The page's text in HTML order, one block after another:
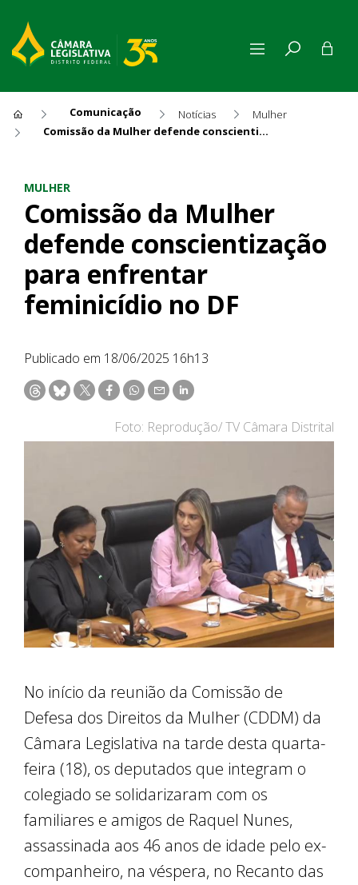
Comunicação Notícias
Mulher
Comissão da Mulher defende conscientização para enfrentar feminicídio no DF
MULHER
Comissão da Mulher
defende conscientização
para enfrentar
feminicídio no DF
Publicado em 18/06/2025 16h13
Foto: Reprodução/ TV Câmara Distrital
No início da reunião da Comissão de
Defesa dos Direitos da Mulher (CDDM) da
Câmara Legislativa na tarde desta quarta-
feira (18), os deputados que integram o
colegiado se solidarizaram com os
familiares e amigos de Raquel Nunes,
assassinada aos 46 anos de idade pelo ex-
companheiro, na véspera, no Recanto das